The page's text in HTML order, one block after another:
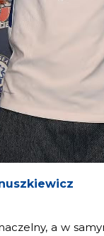
a w